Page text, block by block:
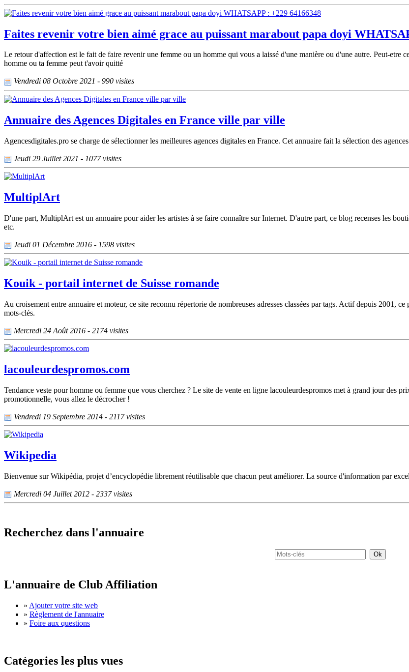
Faites revenir votre bien aimé grace au puissant marabout papa doyi
Le retour d'affection est le fait de faire revenir une femme ou un homme qui vous a laissé d'une manière ou d'une autre. Peut-etre
homme ou ta femme peut t'avoir quitté
Vendredi 08 Octobre 2021 - 990 visites
Annuaire des Agences Digitales en France ville par ville
Agencesdigitales.pro se charge de sélectionner les meilleures agences digitales en France. Cet annuaire fait la sélection des
Jeudi 29 Juillet 2021 - 1077 visites
MultiplArt
D'une part, MultiplArt est un annuaire pour aider les artistes à se faire connaître sur Internet. D'autre part, ce blog recenses les
etc.
Jeudi 01 Décembre 2016 - 1598 visites
Kouik - portail internet de Suisse romande
Au croisement entre annuaire et moteur, ce site reconnu répertorie de nombreuses adresses classées par tags. Actif depuis 2001,
mots-clés.
Mercredi 24 Août 2016 - 2174 visites
lacouleurdespromos.com
Tendance veste pour homme ou femme que vous cherchez ? Le site de vente en ligne lacouleurdespromos met à grand jour des
promotionnelle, vous allez le décrocher !
Vendredi 19 Septembre 2014 - 2117 visites
Wikipedia
Bienvenue sur Wikipédia, projet d’encyclopédie librement réutilisable que chacun peut améliorer. La source d'information par
Mercredi 04 Juillet 2012 - 2337 visites
Recherchez dans l'annuaire
L'annuaire de Club Affiliation
» Ajouter votre site web
» Règlement de l'annuaire
» Foire aux questions
Catégories les plus vues